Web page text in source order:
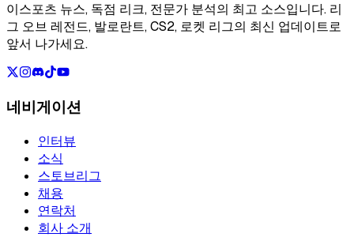
이스포츠 뉴스, 독점 리크, 전문가 분석의 최고 소스입니다. 리
그 오브 레전드, 발로란트, CS2, 로켓 리그의 최신 업데이트로
앞서 나가세요.
네비게이션
인터뷰
소식
스토브리그
채용
연락처
회사 소개